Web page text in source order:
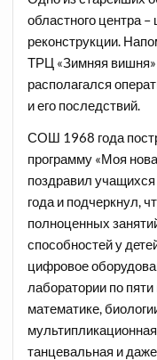
областного центра
реконструкции.
ТРЦ «Зимняя вишня»
располагался
и его последствий.
СОШ 1968 года
программу «Моя
поздравил учащихся
года и подчеркнул,
полноценных
способностей у
цифровое
лаборатории по
математике,
танцевальная и